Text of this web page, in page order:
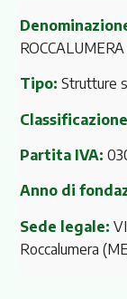
ROCCALUMERA
Tipo: Strutture
Partita IVA:
Anno di
Sede legale:
Roccalumera